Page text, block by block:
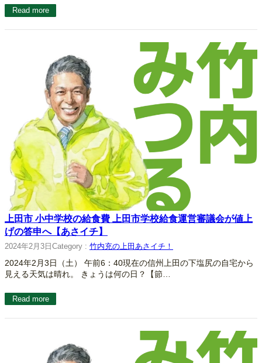
Read more
上田市 小中学校の給食費 上田市学校給食運営審議会が値上
げの答申へ【あさイチ】
2024年2月3日 Category : 竹内充の上田あさイチ！
2024年2月3日（土） 午前6：40現在の信州上田の下塩尻の自宅から
見える天気は晴れ。 きょうは何の日？【節…
Read more